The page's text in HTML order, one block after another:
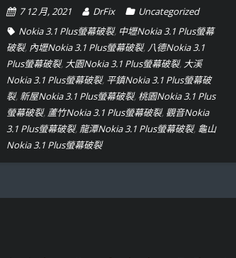
7 12 月, 2021 DrFix
Uncategorized
Nokia 3.1 Plus螢幕破裂, 中壢Nokia 3.1 Plus螢幕
破裂, 內壢Nokia 3.1 Plus螢幕破裂, 八德Nokia 3.1
Plus螢幕破裂, 大園Nokia 3.1 Plus螢幕破裂, 大溪
Nokia 3.1 Plus螢幕破裂, 平鎮Nokia 3.1 Plus螢幕破
裂, 新屋Nokia 3.1 Plus螢幕破裂, 桃園Nokia 3.1 Plus
螢幕破裂, 蘆竹Nokia 3.1 Plus螢幕破裂, 觀音Nokia
3.1 Plus螢幕破裂, 龍潭Nokia 3.1 Plus螢幕破裂, 龜山
Nokia 3.1 Plus螢幕破裂